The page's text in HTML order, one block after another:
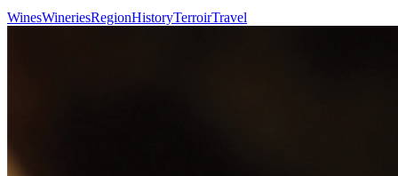
WinesWineriesRegionHistoryTerroirTravel